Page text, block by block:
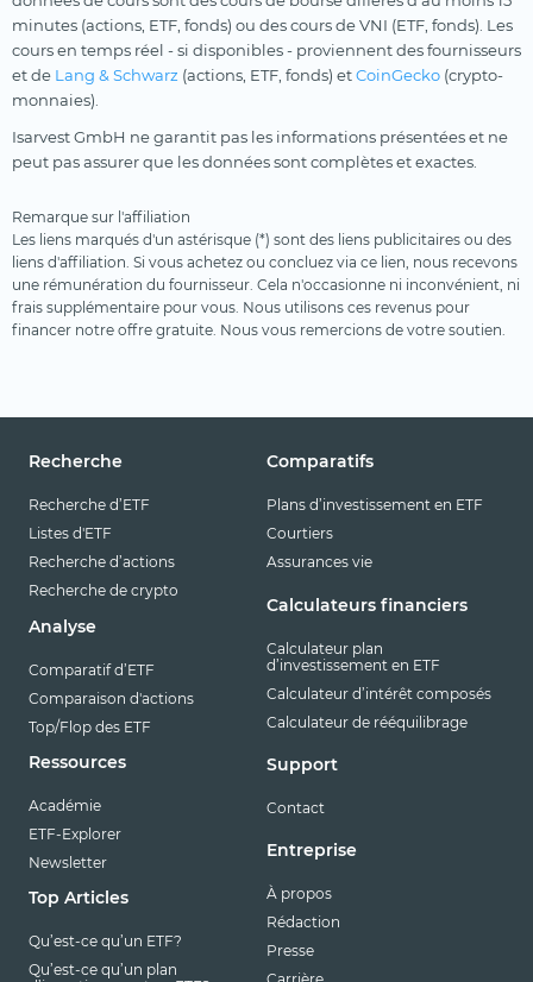
minutes (actions, ETF, fonds) ou des cours de VNI (ETF, fonds). Les
cours en temps réel - si disponibles - proviennent des fournisseurs
et de Lang & Schwarz (actions, ETF, fonds) etCoinGecko (crypto-
monnaies).
Isarvest GmbH ne garantit pas les informations présentées et ne
peut pas assurer que les données sont complètes et exactes.
Remarque sur l'affiliation
Les liens marqués d'un astérisque (*) sont des liens publicitaires ou des
liens d'affiliation. Si vous achetez ou concluez via ce lien, nous recevons
une rémunération du fournisseur. Cela n'occasionne ni inconvénient, ni
frais supplémentaire pour vous. Nous utilisons ces revenus pour
financer notre offre gratuite. Nous vous remercions de votre soutien.
Recherche
Recherche d’ETF
Listes d'ETF
Recherche d’actions
Recherche de crypto
Analyse
Comparatif d’ETF
Comparaison d'actions
Top/Flop des ETF
Ressources
Académie
ETF-Explorer
Newsletter
Top Articles
Qu’est-ce qu’un ETF?
Qu’est-ce qu’un plan
Comparatifs
Plans d’investissement en ETF
Courtiers
Assurances vie
Calculateurs financiers
Calculateur plan
d’investissement en ETF
Calculateur d’intérêt composés
Calculateur de rééquilibrage
Support
Contact
Entreprise
À propos
Rédaction
Presse